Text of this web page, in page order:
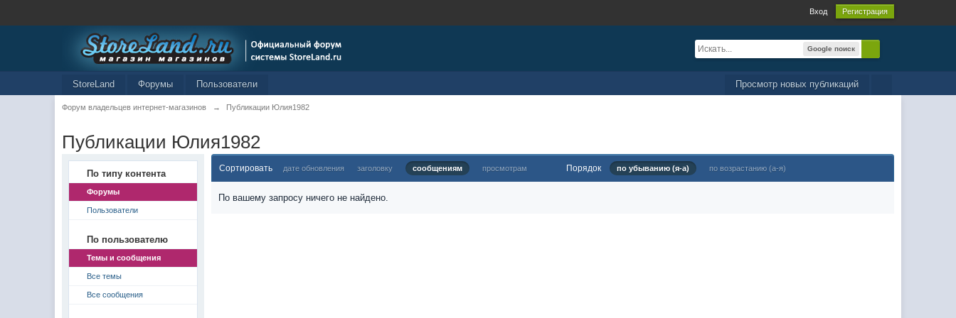
Вход Регистрация
Google поиск
Просмотр новых публикаций
StoreLand Форумы Пользователи
Форум владельцев интернет-магазинов → Публикации Юлия1982
Публикации Юлия1982
По типу контента
Форумы
Пользователи
По пользователю
Темы и сообщения
Все темы
Все сообщения
Сортировать дате обновления заголовку сообщениям просмотрам Порядок по убыванию (я-а) по возрастанию (а-я)
По вашему запросу ничего не найдено.